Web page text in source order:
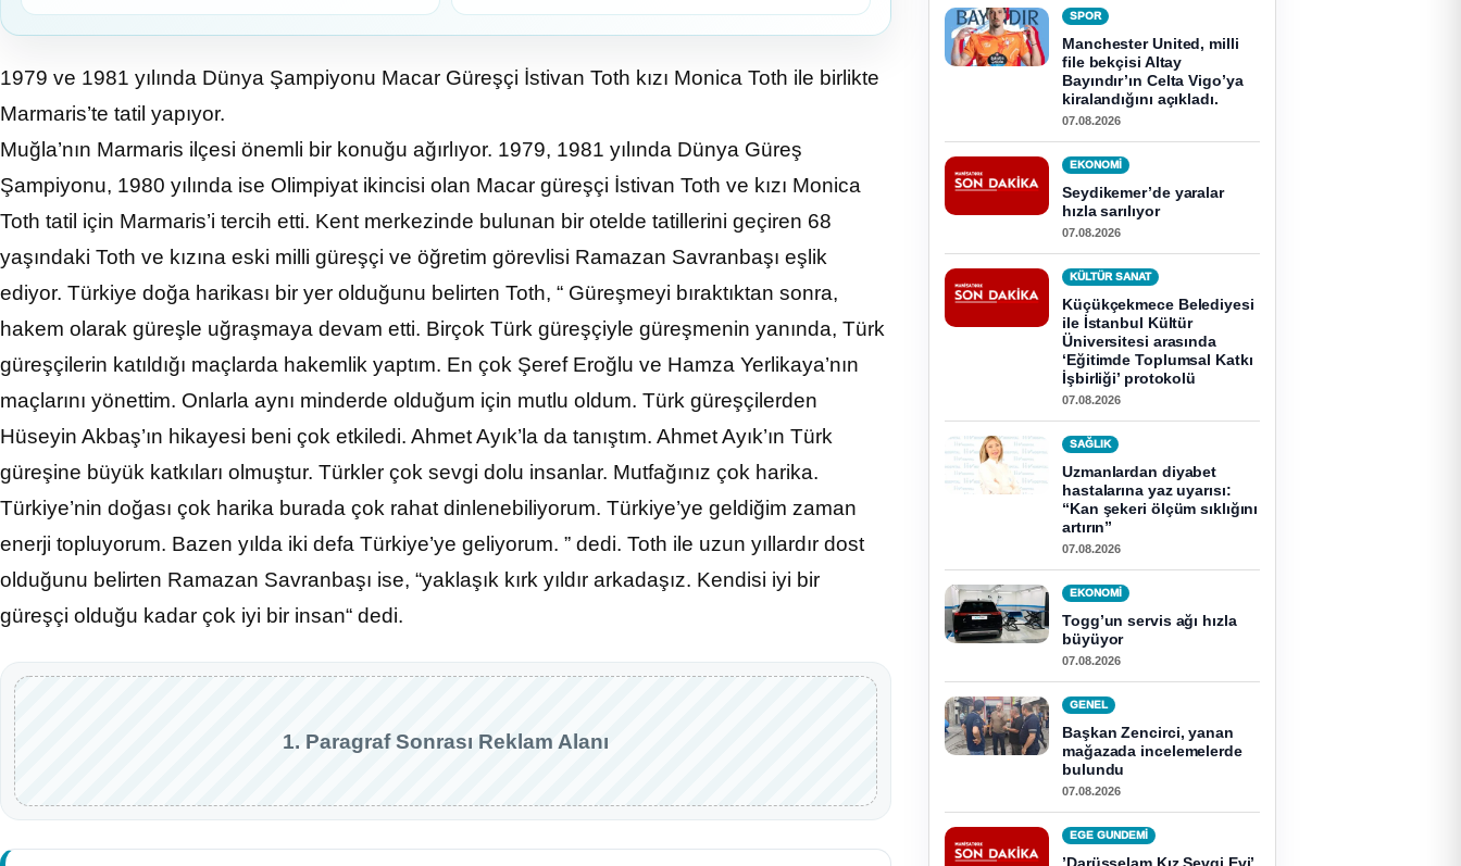
1979 ve 1981 yılında Dünya Şampiyonu Macar Güreşçi İstivan Toth kızı Monica Toth ile birlikte
Marmaris’te tatil yapıyor.
Muğla’nın Marmaris ilçesi önemli bir konuğu ağırlıyor. 1979, 1981 yılında Dünya Güreş
Şampiyonu, 1980 yılında ise Olimpiyat ikincisi olan Macar güreşçi İstivan Toth ve kızı Monica
Toth tatil için Marmaris’i tercih etti. Kent merkezinde bulunan bir otelde tatillerini geçiren 68
yaşındaki Toth ve kızına eski milli güreşçi ve öğretim görevlisi Ramazan Savranbaşı eşlik
ediyor. Türkiye doğa harikası bir yer olduğunu belirten Toth, “ Güreşmeyi bıraktıktan sonra,
hakem olarak güreşle uğraşmaya devam etti. Birçok Türk güreşçiyle güreşmenin yanında, Türk
güreşçilerin katıldığı maçlarda hakemlik yaptım. En çok Şeref Eroğlu ve Hamza Yerlikaya’nın
maçlarını yönettim. Onlarla aynı minderde olduğum için mutlu oldum. Türk güreşçilerden
Hüseyin Akbaş’ın hikayesi beni çok etkiledi. Ahmet Ayık’la da tanıştım. Ahmet Ayık’ın Türk
güreşine büyük katkıları olmuştur. Türkler çok sevgi dolu insanlar. Mutfağınız çok harika.
Türkiye’nin doğası çok harika burada çok rahat dinlenebiliyorum. Türkiye’ye geldiğim zaman
enerji topluyorum. Bazen yılda iki defa Türkiye’ye geliyorum. ” dedi. Toth ile uzun yıllardır dost
olduğunu belirten Ramazan Savranbaşı ise, “yaklaşık kırk yıldır arkadaşız. Kendisi iyi bir
güreşçi olduğu kadar çok iyi bir insan“ dedi.
1. Paragraf Sonrası Reklam Alanı
SPOR
Manchester United, milli
file bekçisi Altay
Bayındır’ın Celta Vigo’ya
kiralandığını açıkladı.
07.08.2026
EKONOMI
Seydikemer’de yaralar
hızla sarılıyor
07.08.2026
KÜLTÜR SANAT
Küçükçekmece Belediyesi
ile İstanbul Kültür
Üniversitesi arasında
‘Eğitimde Toplumsal Katkı
İşbirliği’ protokolü
07.08.2026
SAĞLIK
Uzmanlardan diyabet
hastalarına yaz uyarısı:
“Kan şekeri ölçüm sıklığını
artırın”
07.08.2026
EKONOMI
Togg’un servis ağı hızla
büyüyor
07.08.2026
GENEL
Başkan Zencirci, yanan
mağazada incelemelerde
bulundu
07.08.2026
EGE GUNDEMİ